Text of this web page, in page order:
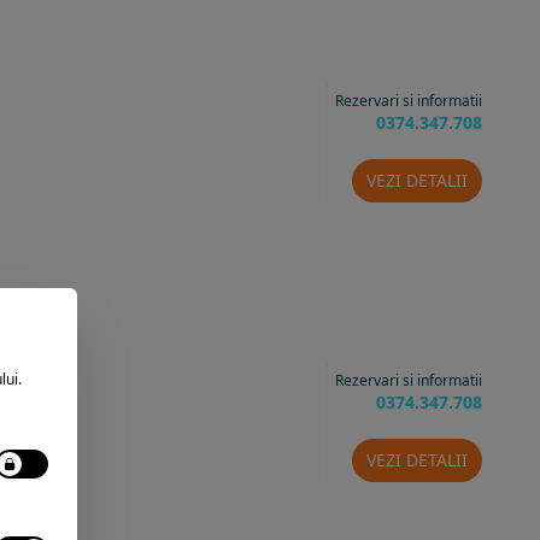
Rezervari si informatii
0374.347.708
VEZI DETALII
Rezervari si informatii
0374.347.708
VEZI DETALII